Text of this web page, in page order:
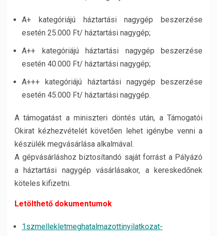
A+ kategóriájú háztartási nagygép beszerzése
esetén 25.000 Ft/ háztartási nagygép;
A++ kategóriájú háztartási nagygép beszerzése
esetén 40.000 Ft/ háztartási nagygép;
A+++ kategóriájú háztartási nagygép beszerzése
esetén 45.000 Ft/ háztartási nagygép.
A támogatást a miniszteri döntés után, a Támogatói
Okirat kézhezvételét követően lehet igénybe venni a
készülék megvásárlása alkalmával.
A gépvásárláshoz biztosítandó saját forrást a Pályázó
a háztartási nagygép vásárlásakor, a kereskedőnek
köteles kifizetni.
Letölthető dokumentumok
1szmellekletmeghatalmazottinyilatkozat-